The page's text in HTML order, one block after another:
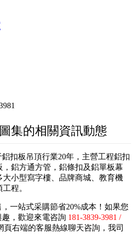
集的相關資訊動態
扣板吊頂行業20年，主營工程鋁扣
鋁方通方管，鋁條扣及鋁單板幕
小型寫字樓、品牌商城、教育機
程。
一站式采購節省20%成本！如果您
趣，歡迎來電咨詢 181-3839-3981 /
頁右端的客服熱線聊天咨詢，我司